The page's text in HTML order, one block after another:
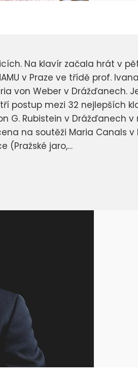
Na klavír začala hrát v
v Praze ve třídě prof.
von Weber v Drážďanech.
postup mezi 32 nejlepších
G. Rubistein v Drážďanech v
na soutěži Maria Canals v
(Pražské jaro,…